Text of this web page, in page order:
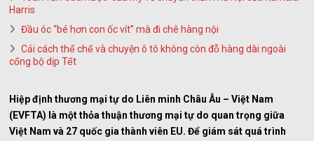
Harris
Đầu óc “bé hơn con ốc vít” mà đi chê hàng nội
Cải cách thể chế và chuyện ô tô không còn đỗ hàng dài ngoài
cổng bộ dịp Tết
Hiệp định thương mại tự do Liên minh Châu Âu – Việt Nam
(EVFTA) là một thỏa thuận thương mại tự do quan trọng giữa
Việt Nam và 27 quốc gia thành viên EU. Để giám sát quá trình